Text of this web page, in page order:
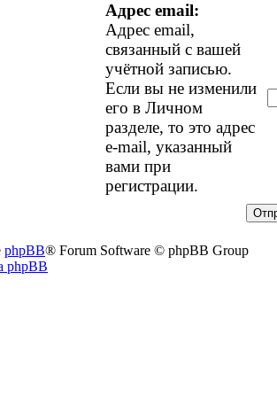
Адрес email:
Адрес email,
связанный с вашей
учётной записью.
Если вы не изменили
его в Личном
разделе, то это адрес
e-mail, указанный
вами при
регистрации.
phpBB® Forum Software © phpBB Group
phpBB